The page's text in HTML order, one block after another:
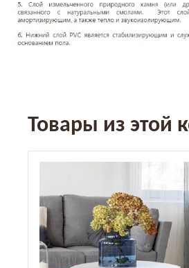
Товары из этой